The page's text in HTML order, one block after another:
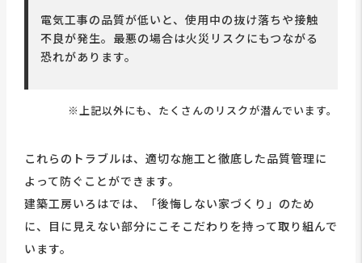
電気工事の品質が低いと、使用中の抜け落ちや接触
不良が発生。最悪の場合は火災リスクにもつながる
恐れがあります。
※上記以外にも、たくさんのリスクが潜んでいます。
これらのトラブルは、適切な施工と徹底した品質管理に
よって防ぐことができます。
建築工房いろはでは、「後悔しない家づくり」のため
に、目に見えない部分にこそこだわりを持って取り組んで
います。